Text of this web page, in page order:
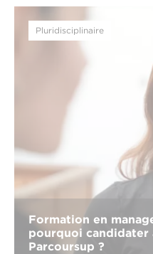
Pluridisciplinaire
Formation en
pourquoi candidater
Parcoursup ?